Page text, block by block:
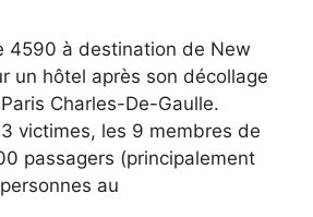
4590 à destination de New
un hôtel après son décollage
Charles-De-Gaulle.
victimes, les 9 membres de
passagers (principalement
au